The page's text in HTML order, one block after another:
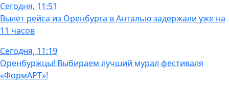
Сегодня, 11:51
Вылет рейса из Оренбурга в Анталью задержали уже на
11 часов
Сегодня, 11:19
Оренбуржцы! Выбираем лучший мурал фестиваля
«ФормАРТ»!